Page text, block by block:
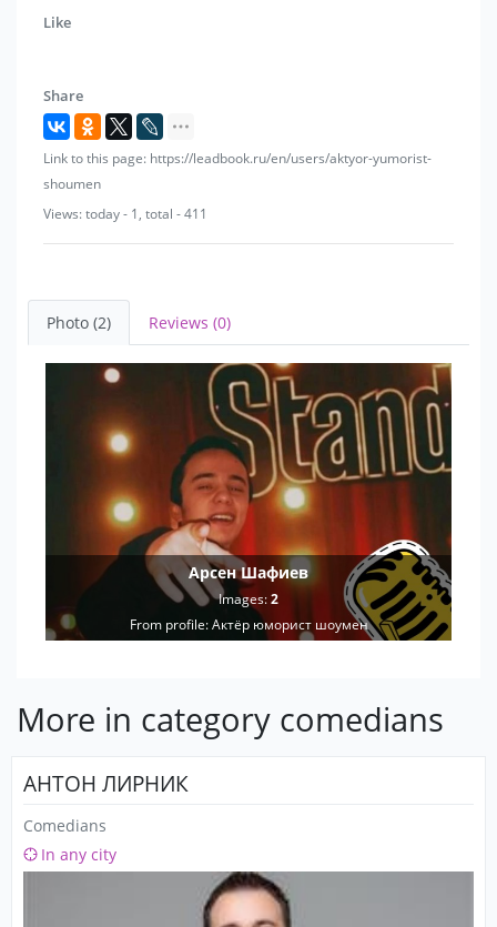
Like
Share
Link to this page: https://leadbook.ru/en/users/aktyor-yumorist-
shoumen
Views: today - 1, total - 411
Photo (2) Reviews (0)
Арсен Шафиев
Images: 2
From profile: Актёр юморист шоумен
More in category comedians
АНТОН ЛИРНИК
Comedians
In any city